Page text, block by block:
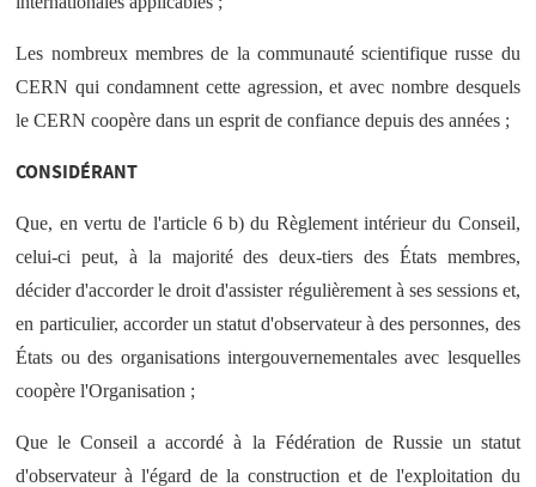
Les nombreux membres de la communauté scientifique russe du
CERN qui condamnent cette agression, et avec nombre desquels
le CERN coopère dans un esprit de confiance depuis des années ;
CONSIDÉRANT
Que, en vertu de l'article 6 b) du Règlement intérieur du Conseil,
celui-ci peut, à la majorité des deux-tiers des États membres,
décider d'accorder le droit d'assister régulièrement à ses sessions et,
en particulier, accorder un statut d'observateur à des personnes, des
États ou des organisations intergouvernementales avec lesquelles
coopère l'Organisation ;
Que le Conseil a accordé à la Fédération de Russie un statut
d'observateur à l'égard de la construction et de l'exploitation du